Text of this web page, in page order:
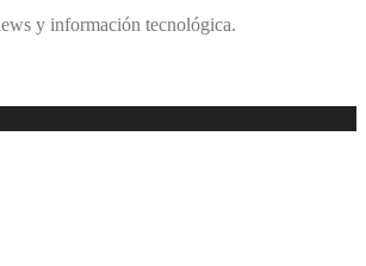
y información tecnológica.